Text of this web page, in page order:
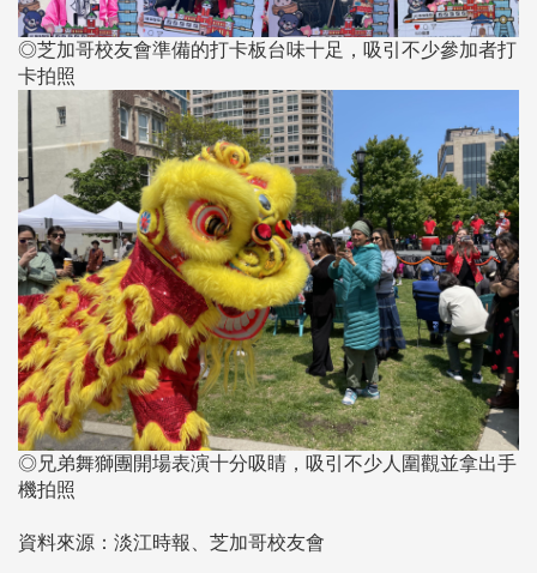
◎芝加哥校友會準備的打卡板台味十足，吸引不少參加者打
卡拍照
◎兄弟舞獅團開場表演十分吸睛，吸引不少人圍觀並拿出手
機拍照
資料來源：淡江時報、芝加哥校友會